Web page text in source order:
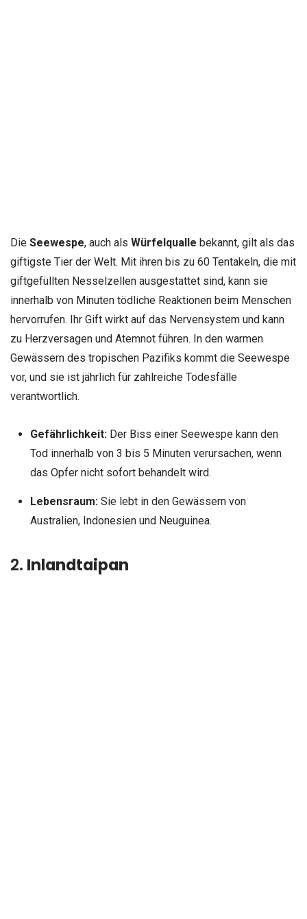
Die Seewespe, auch als Würfelqualle bekannt, gilt als das
giftigste Tier der Welt. Mit ihren bis zu 60 Tentakeln, die mit
giftgefüllten Nesselzellen ausgestattet sind, kann sie
innerhalb von Minuten tödliche Reaktionen beim Menschen
hervorrufen. Ihr Gift wirkt auf das Nervensystem und kann
zu Herzversagen und Atemnot führen. In den warmen
Gewässern des tropischen Pazifiks kommt die Seewespe
vor, und sie ist jährlich für zahlreiche Todesfälle
verantwortlich.
Gefährlichkeit:Der Biss einer Seewespe kann den
Tod innerhalb von 3 bis 5 Minuten verursachen, wenn
das Opfer nicht sofort behandelt wird.
Lebensraum:Sie lebt in den Gewässern von
Australien, Indonesien und Neuguinea.
2. Inlandtaipan